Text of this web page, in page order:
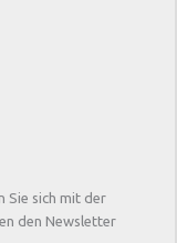
Sie sich mit der
den Newsletter